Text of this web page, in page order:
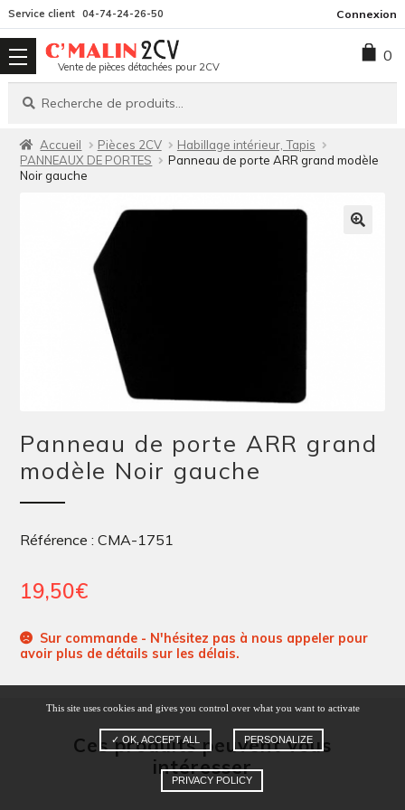
la
navigation
contenu
Service client 04-74-24-26-50 Connexion
Vente de pièces détachées pour 2CV
Recherche
Recherche
0
Accueil Pièces 2CV
Habillage intérieur, Tapis
PANNEAUX DE PORTES
Panneau de porte ARR grand modèle
Noir gauche
Panneau de porte ARR grand
modèle Noir gauche
Référence : CMA-1751
19,50€
Sur commande - N'hésitez pas à nous appeler pour
avoir plus de détails sur les délais.
Ces produits peuvent vous
intéresser
This site uses cookies and gives you control over what you want to activate
✓ OK, ACCEPT ALL PERSONALIZE
PRIVACY POLICY